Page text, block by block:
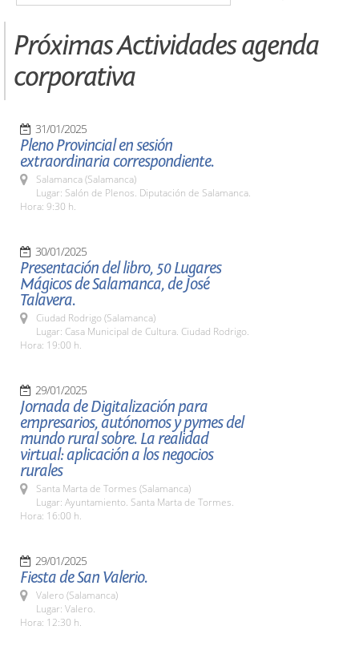
Próximas Actividades agenda
corporativa
31/01/2025
Pleno Provincial en sesión
extraordinaria correspondiente.
Salamanca (Salamanca)
Lugar: Salón de Plenos. Diputación de Salamanca.
Hora: 9:30 h.
30/01/2025
Presentación del libro, 50 Lugares
Mágicos de Salamanca, de José
Talavera.
Ciudad Rodrigo (Salamanca)
Lugar: Casa Municipal de Cultura. Ciudad Rodrigo.
Hora: 19:00 h.
29/01/2025
Jornada de Digitalización para
empresarios, autónomos y pymes del
mundo rural sobre. La realidad
virtual: aplicación a los negocios
rurales
Santa Marta de Tormes (Salamanca)
Lugar: Ayuntamiento. Santa Marta de Tormes.
Hora: 16:00 h.
29/01/2025
Fiesta de San Valerio.
Valero (Salamanca)
Lugar: Valero.
Hora: 12:30 h.